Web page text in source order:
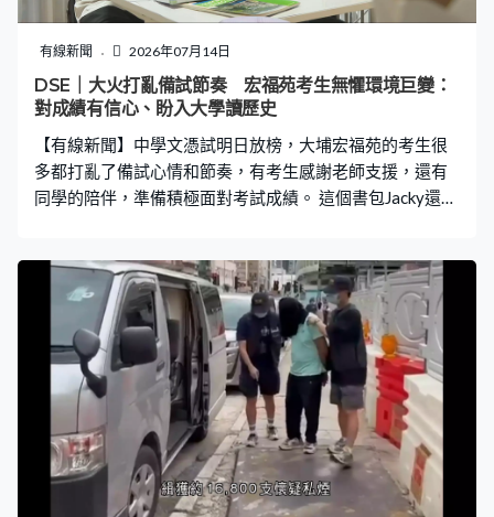
有線新聞 2026年07月14日
DSE｜大火打亂備試節奏 宏福苑考生無懼環境巨變：
對成績有信心、盼入大學讀歷史
【有線新聞】中學文憑試明日放榜，大埔宏福苑的考生很
多都打亂了備試心情和節奏，有考生感謝老師支援，還有
同學的陪伴，準備積極面對考試成績。 這個書包Jacky還在
說如果有甚麼工作紙是需要，隨時找他們，可以列印一份
新的給我。有些同學甚至會給我一些筆記，又有些師兄、
師姐都會問我要不要幫忙，可以替我補習又或者可以提供
一些他們之前寫的『雞精』筆記給我。」 有書、有筆記，
但環境都面對很大變化，以往有自己的房間溫習，後來就
要一家迫在過渡屋。Jacky：「大火後暫時搬去運頭塘邨一
個一人單位住，裡面是沒有房間。入門口左邊是一張碌架
床，前面有一張桌子放滿雜物。有時父母都在家裡，我自
認不是一個專注力很高的人，我通常溫習一會就會被其他